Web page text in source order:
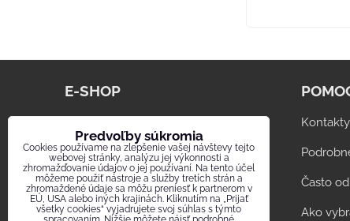
E-SHOP
Sklenené ventilátory CATA
Snehobiele ventilátory U-COMFORT
Poistky Cooper Bussmann
Kontakty
Často
Ako
Predvoľby súkromia
Cookies používame na zlepšenie vašej návštevy tejto
webovej stránky, analýzu jej výkonnosti a
zhromažďovanie údajov o jej používaní. Na tento účel
môžeme použiť nástroje a služby tretích strán a
zhromaždené údaje sa môžu preniesť k partnerom v
EÚ, USA alebo iných krajinách. Kliknutím na „Prijať
všetky cookies“ vyjadrujete svoj súhlas s týmto